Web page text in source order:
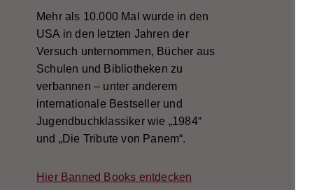
Mehr als 10.000 Mal wurde in den
USA in den letzten Jahren der
Versuch unternommen, Bücher aus
Schulen und Bibliotheken zu
verbannen – unter anderem
internationale Bestseller und
Jugendbuchklassiker wie „1984“
und „Die Tribute von Panem“.
Hier Banned Books entdecken